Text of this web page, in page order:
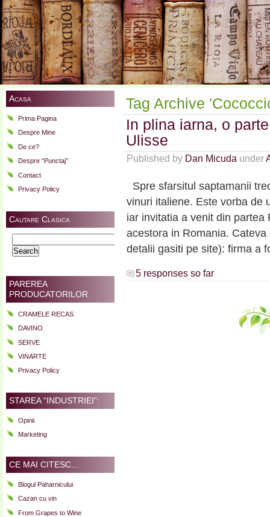
Acasa
Prima Pagina
Despre Mine
De ce?
Despre “Punctaj”
Contact
Privacy Policy
Cautare Clasica
for:
PAREREA
PRODUCATORILOR
CRAMELE RECAS
DAVINO
SERVE
VINARTE
Privacy Policy
STAREA “INDUSTRIEI”:
Opinii
Marketing
CE MAI CITESC...
Blogul Paharnicului
Cazan cu vin
From Grapes to Wine
Tag Archive
In plina iarna, o
Ulisse
Published by Dan Micuda under
Spre sfarsitul saptamanii
vinuri italiene. Este vorba de
iar invitatia a venit din partea
acestora in Romania.
detalii gasiti pe site): firma a
5 responses so far